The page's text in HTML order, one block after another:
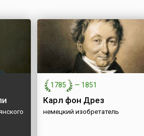
1785 — 1851
Карл фон Дрез
немецкий изобретатель